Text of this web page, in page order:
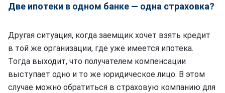
Две ипотеки в одном банке — одна страховка?
Другая ситуация, когда заемщик хочет взять кредит
в той же организации, где уже имеется ипотека.
Тогда выходит, что получателем компенсации
выступает одно и то же юридическое лицо. В этом
случае можно обратиться в страховую компанию для